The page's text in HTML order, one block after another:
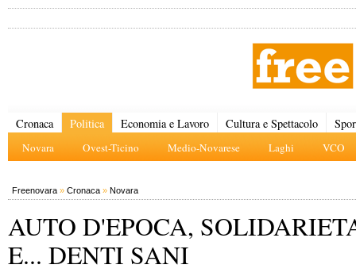
Cronaca Politica
Novara Ovest-Ticino Medio-Novarese Laghi VCO
Economia e Lavoro Cultura e Spettacolo
Freenovara » Cronaca » Novara
AUTO D'EPOCA,
E... DENTI SANI